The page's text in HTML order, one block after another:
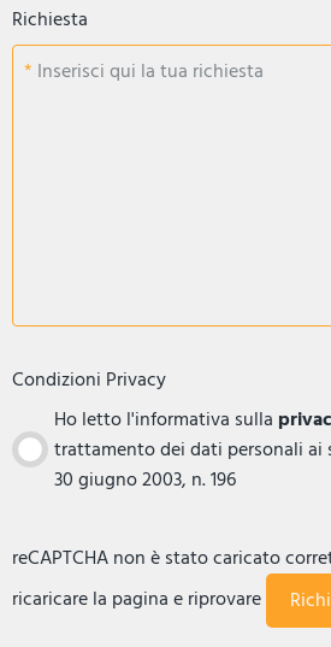
Richiesta
Inserisci qui la tua richiesta
Condizioni Privacy
Ho letto l'informativa sulla
trattamento dei dati personali ai
30 giugno 2003, n. 196
reCAPTCHA non è stato caricato
ricaricare la pagina e riprovare